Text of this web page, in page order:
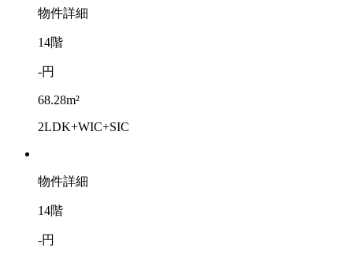
物件詳細
14階
-円
68.28m²
2LDK+WIC+SIC
物件詳細
14階
-円